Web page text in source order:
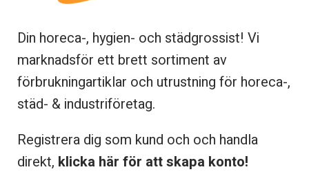
Din horeca-, hygien- och städgrossist! Vi
marknadsför ett brett sortiment av
förbrukningartiklar och utrustning för horeca-,
städ- & industriföretag.
Registrera dig som kund och och handla
direkt, klicka här för att skapa konto!